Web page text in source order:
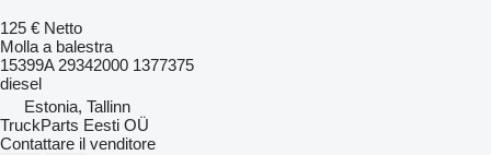
125 € Netto
Molla a balestra
15399A 29342000 1377375
diesel
Estonia, Tallinn
TruckParts Eesti OÜ
Contattare il venditore